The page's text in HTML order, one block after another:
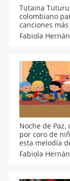
Tutaina
colombiano
canciones
de
siendo un
festivo.
Fabiola
Noche de
por coro de
esta melodía
que ambienta
en la
Fabiola